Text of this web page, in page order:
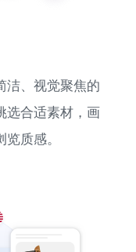
洁、视觉聚焦的
选合适素材，画
质感。